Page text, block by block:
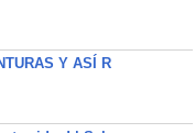
Y ASÍ R